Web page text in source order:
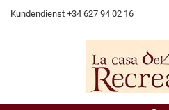
Kundendienst +34 627 94 02 16